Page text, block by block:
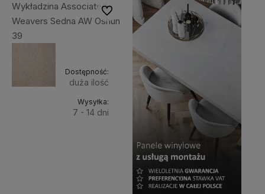
Wykładzina Associated
Weavers Sedna AW Oshun
39
Dostępność:
duża ilość
Wysyłka:
7 - 14 dni
koszyka
Do ulubionych